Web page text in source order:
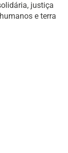
justiça
e terra